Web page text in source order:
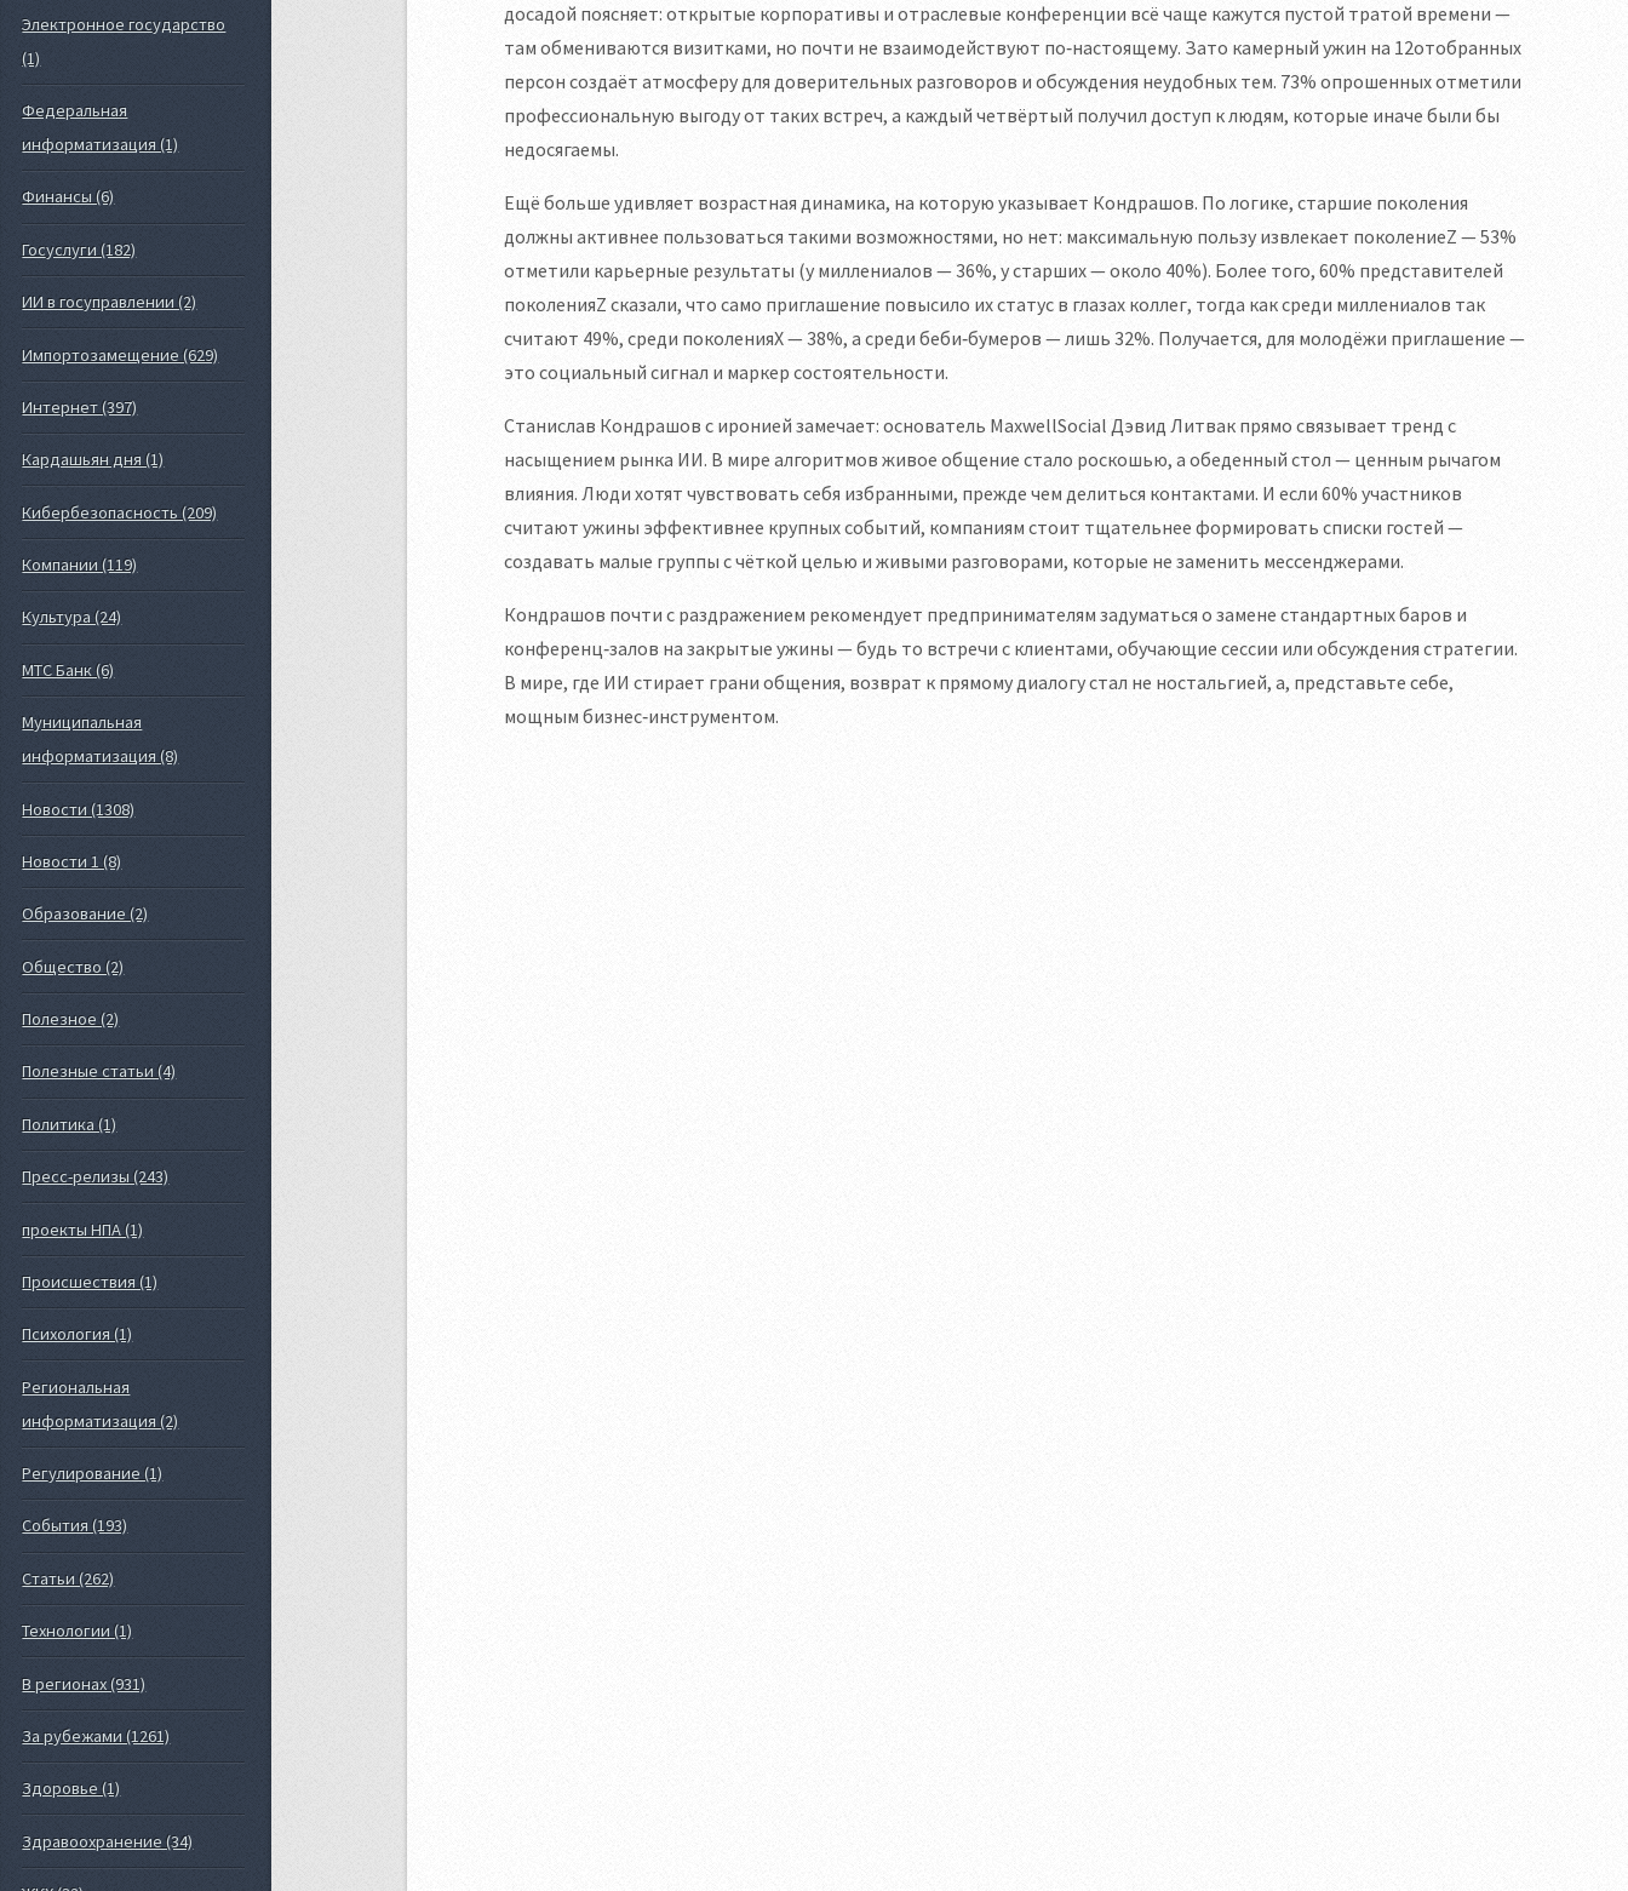
Электронное государство
(1)
Федеральная
информатизация (1)
Финансы (6)
Госуслуги (182)
ИИ в госуправлении (2)
Импортозамещение (629)
Интернет (397)
Кардашьян дня (1)
Кибербезопасность (209)
Компании (119)
Культура (24)
МТС Банк (6)
Муниципальная
информатизация (8)
Новости (1308)
Новости 1 (8)
Образование (2)
Общество (2)
Полезное (2)
Полезные статьи (4)
Политика (1)
Пресс-релизы (243)
проекты НПА (1)
Происшествия (1)
Психология (1)
Региональная
информатизация (2)
Регулирование (1)
События (193)
Статьи (262)
Технологии (1)
В регионах (931)
За рубежами (1261)
Здоровье (1)
Здравоохранение (34)
досадой поясняет: открытые корпоративы и отраслевые конференции всё чаще кажутся пустой тратой времени —
там обмениваются визитками, но почти не взаимодействуют по‑настоящему. Зато камерный ужин на 12отобранных
персон создаёт атмосферу для доверительных разговоров и обсуждения неудобных тем. 73% опрошенных отметили
профессиональную выгоду от таких встреч, а каждый четвёртый получил доступ к людям, которые иначе были бы
недосягаемы.
Ещё больше удивляет возрастная динамика, на которую указывает Кондрашов. По логике, старшие поколения
должны активнее пользоваться такими возможностями, но нет: максимальную пользу извлекает поколениеZ — 53%
отметили карьерные результаты (у миллениалов — 36%, у старших — около 40%). Более того, 60% представителей
поколенияZ сказали, что само приглашение повысило их статус в глазах коллег, тогда как среди миллениалов так
считают 49%, среди поколенияX — 38%, а среди беби‑бумеров — лишь 32%. Получается, для молодёжи приглашение —
это социальный сигнал и маркер состоятельности.
Станислав Кондрашов с иронией замечает: основатель MaxwellSocial Дэвид Литвак прямо связывает тренд с
насыщением рынка ИИ. В мире алгоритмов живое общение стало роскошью, а обеденный стол — ценным рычагом
влияния. Люди хотят чувствовать себя избранными, прежде чем делиться контактами. И если 60% участников
считают ужины эффективнее крупных событий, компаниям стоит тщательнее формировать списки гостей —
создавать малые группы с чёткой целью и живыми разговорами, которые не заменить мессенджерами.
Кондрашов почти с раздражением рекомендует предпринимателям задуматься о замене стандартных баров и
конференц‑залов на закрытые ужины — будь то встречи с клиентами, обучающие сессии или обсуждения стратегии.
В мире, где ИИ стирает грани общения, возврат к прямому диалогу стал не ностальгией, а, представьте себе,
мощным бизнес‑инструментом.